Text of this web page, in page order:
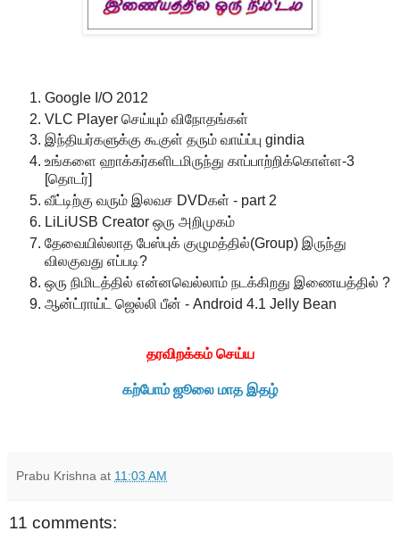
Google I/O 2012
VLC Player செய்யும் விநோதங்கள்
இந்தியர்களுக்கு கூகுள் தரும் வாய்ப்பு gindia
உங்களை ஹாக்கர்களிடமிருந்து காப்பாற்றிக்கொள்ள-3
[தொடர்]
வீட்டிற்கு வரும் இலவச DVDகள் - part 2
LiLiUSB Creator ஒரு அறிமுகம்
தேவையில்லாத பேஸ்புக் குழுமத்தில்(Group) இருந்து
விலகுவது எப்படி?
ஒரு நிமிடத்தில் என்னவெல்லாம் நடக்கிறது இணையத்தில் ?
ஆன்ட்ராய்ட் ஜெல்லி பீன் - Android 4.1 Jelly Bean
தரவிறக்கம் செய்ய
கற்போம் ஜூலை மாத இதழ்
Prabu Krishna at 11:03 AM
11 comments: